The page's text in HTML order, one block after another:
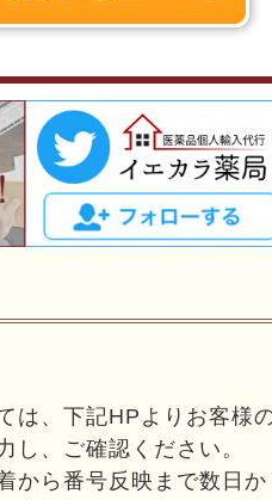
は、下記HPよりお客様
し、ご確認ください。
から番号反映まで数日か